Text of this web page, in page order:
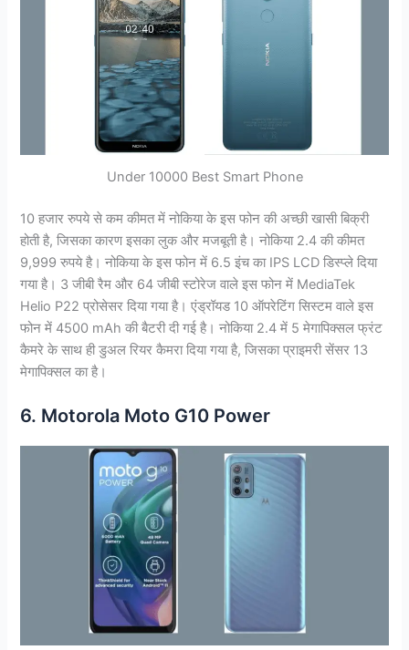
Under 10000 Best Smart Phone
10 हजार रुपये से कम कीमत में नोकिया के इस फोन की अच्छी खासी बिक्री
होती है, जिसका कारण इसका लुक और मजबूती है। नोकिया 2.4 की कीमत
9,999 रुपये है। नोकिया के इस फोन में 6.5 इंच का IPS LCD डिस्प्ले दिया
गया है। 3 जीबी रैम और 64 जीबी स्टोरेज वाले इस फोन में MediaTek
Helio P22 प्रोसेसर दिया गया है। एंड्रॉयड 10 ऑपरेटिंग सिस्टम वाले इस
फोन में 4500 mAh की बैटरी दी गई है। नोकिया 2.4 में 5 मेगापिक्सल फ्रंट
कैमरे के साथ ही डुअल रियर कैमरा दिया गया है, जिसका प्राइमरी सेंसर 13
मेगापिक्सल का है।
6. Motorola Moto G10 Power